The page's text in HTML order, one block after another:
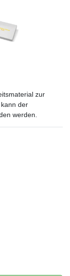
zur
der
werden.